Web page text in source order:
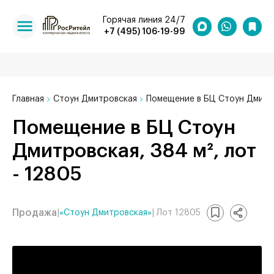
+7 (495) 106-19-99
Горячая линия 24/7
Главная Стоун Дмитровская Помещение в БЦ Стоун
Помещение в БЦ Стоун
Дмитровская, 384 м², лот
- 12805
Продажа «Стоун Дмитровская» | Лот 12805